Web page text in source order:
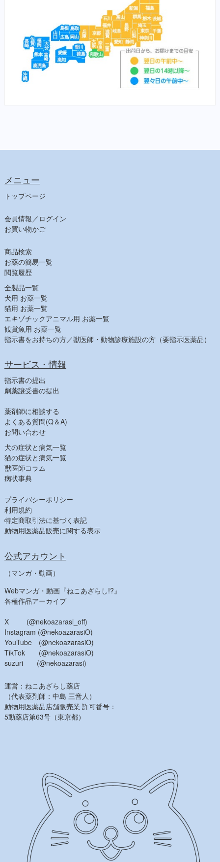
将軍
横綱
紅富士
赤富士
【日用品】
注射針・シリンジ
ヘアケア
スキンケア
耳ケア
デンタルケア
その他フード
ビタミン・鉄
消毒
【健康食品一覧】
【人気商品】
メニュー
トップページ
会員情報／ログイン
お買い物かご
商品検索
お薬の簡易一覧
閲覧履歴
全製品一覧
犬用 お薬一覧
猫用 お薬一覧
エキゾチックアニマル用 お薬一覧
観賞魚用 お薬一覧
指示書をお持ちの方／獣医師・動物診療施設の方（要指示医薬品）
サービス・情報
指示書の提出
劇薬譲受書の提出
薬剤師に相談する
よくある質問(Q＆A)
お問い合わせ
犬の症状と病気一覧
猫の症状と病気一覧
獣医師コラム
病状事典
プライバシーポリシー
利用規約
特定商取引法に基づく表記
動物用医薬品販売に関する表示
公式アカウント
（マンガ・動画）
Webマンガ・動画『ねこあざらし!?』
各種作品アーカイブ
X (@nekoazarasi_off)
Instagram (@nekoazarasiO)
YouTube (@nekoazarasiO)
TikTok (@nekoazarasiO)
suzuri (@nekoazarasi)
運営：ねこあざらし薬店
（代表薬剤師：中島 三音人）
動物用医薬品店舗販売業 許可番号：
5動薬店第63号（東京都）